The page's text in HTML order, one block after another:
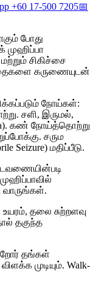
+60 17-500 7205📅
போது
முஹிப்பா
சிகிச்சை
கருணையுடன்
நோய்கள்:
சளி, இருமல்,
கண் நோய்த்தொற்று
சரும
Seizure) மதிப்பீடு.
தலை சுற்றளவு
தகுந்த
தங்கள்
முடியும். Walk-